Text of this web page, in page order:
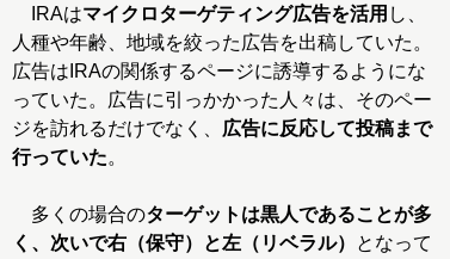
IRAはマイクロターゲティング広告を活用 し、
人種や年齢、地域を絞った広告を出稿していた。
広告はIRAの関係するページに誘導するようにな
っていた。広告に引っかかった人々は、そのペー
ジを訪れるだけでなく、 広告に反応して投稿まで
行っていた。
多くの場合のターゲットは黒人であることが多
く、次いで右（保守）と左（リベラル）
となって